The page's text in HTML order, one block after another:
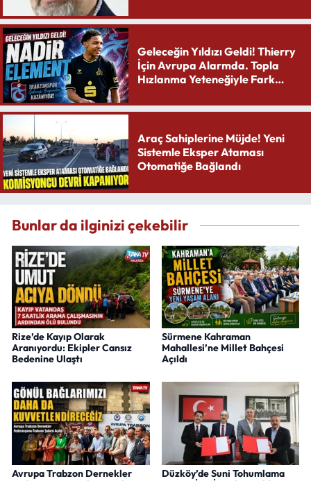
Geleceğin Yıldızı Geldi! Thierry
İçin Avrupa Alarmda. Topla
Hızlanma Yeteneğiyle Fark
Araç Sahiplerine Müjde! Yeni
Sistemle Eksper Ataması
Otomatiğe Bağlandı
Bunlar da ilginizi çekebilir
Rize’de Kayıp Olarak
Aranıyordu: Ekipler Cansız
Bedenine Ulaştı
Sürmene Kahraman
Mahallesi’ne Millet Bahçesi
Açıldı
Avrupa Trabzon Dernekler
Düzköy’de Suni Tohumlama